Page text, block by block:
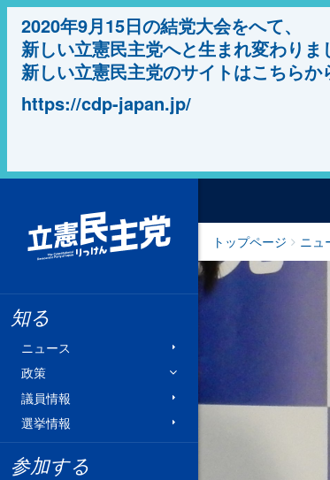
2020年9月15日の結党大会をへて、
新しい立憲民主党へと生まれ変わりま
新しい立憲民主党のサイトはこちらか
https://cdp-japan.jp/
知る
ニュース
政策
議員情報
選挙情報
参加する
トップページ ニュ